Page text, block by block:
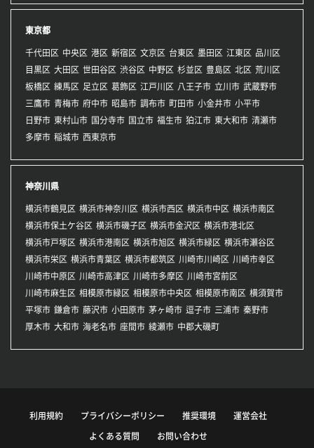
東京都
千代田区 中央区 港区 新宿区 文京区 台東区 墨田区 江東区 品川区
目黒区 大田区 世田谷区 渋谷区 中野区 杉並区 豊島区 北区 荒川区
板橋区 練馬区 足立区 葛飾区 江戸川区 八王子市 立川市 武蔵野市
三鷹市 青梅市 府中市 昭島市 調布市 町田市 小金井市 小平市
日野市 東村山市 国分寺市 国立市 福生市 狛江市 東大和市 清瀬市
多摩市 稲城市 西東京市
神奈川県
横浜市鶴見区 横浜市神奈川区 横浜市西区 横浜市中区 横浜市南区
横浜市保土ケ谷区 横浜市磯子区 横浜市金沢区 横浜市港北区
横浜市戸塚区 横浜市港南区 横浜市旭区 横浜市緑区 横浜市瀬谷区
横浜市栄区 横浜市青葉区 横浜市都筑区 川崎市川崎区 川崎市幸区
川崎市中原区 川崎市高津区 川崎市多摩区 川崎市宮前区
川崎市麻生区 相模原市緑区 相模原市中央区 相模原市南区 横須賀市
平塚市 鎌倉市 藤沢市 小田原市 茅ヶ崎市 逗子市 三浦市 秦野市
厚木市 大和市 海老名市 座間市 綾瀬市 中郡大磯町
利用規約 プライバシーポリシー 推奨環境 運営会社
よくある質問 お問い合わせ